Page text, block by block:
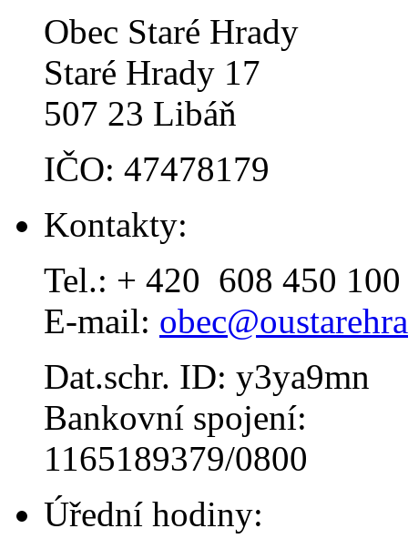
Obec Staré Hrady
Staré Hrady 17
507 23 Libáň
IČO: 47478179
Kontakty:
Tel.: + 420 608 450 100
E-mail:
Dat.schr. ID: y3ya9mn
Bankovní spojení:
1165189379/0800
Úřední hodiny: